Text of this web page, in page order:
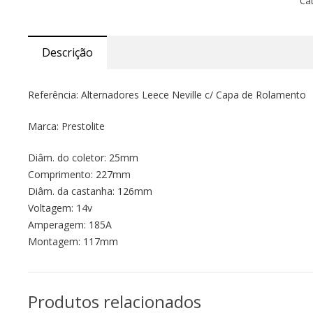
Descrição
Referência: Alternadores Leece Neville c/ Capa de Rolamento
Marca: Prestolite
Diâm. do coletor: 25mm
Comprimento: 227mm
Diâm. da castanha: 126mm
Voltagem: 14v
Amperagem: 185A
Montagem: 117mm
Produtos relacionados